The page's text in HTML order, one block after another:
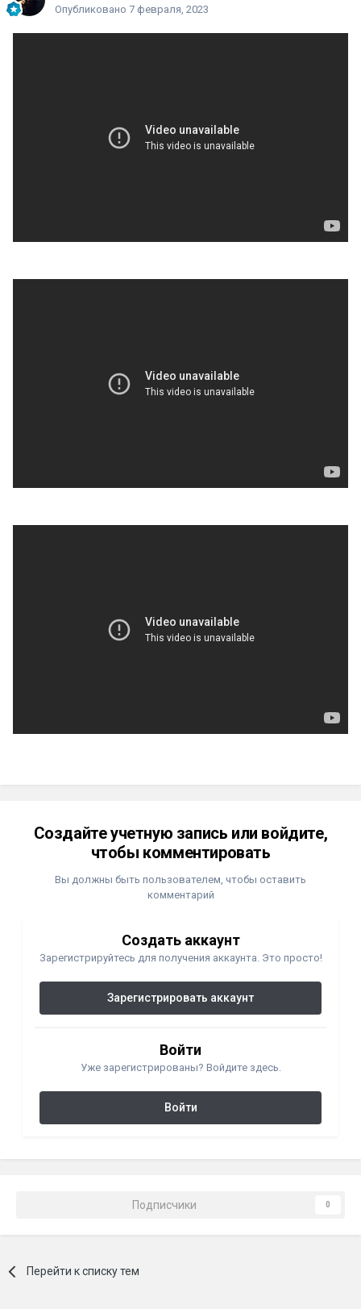
Опубликовано 7 февраля, 2023
Создайте учетную запись или войдите,
чтобы комментировать
Вы должны быть пользователем, чтобы оставить
комментарий
Создать аккаунт
Зарегистрируйтесь для получения аккаунта. Это просто!
Зарегистрировать аккаунт
Войти
Уже зарегистрированы? Войдите здесь.
Войти
Подписчики 0
Перейти к списку тем